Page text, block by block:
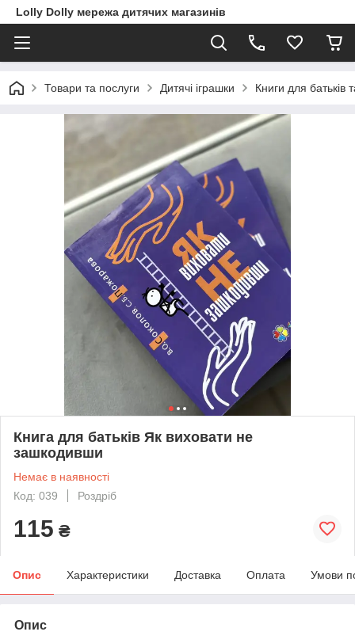
Lolly Dolly мережа дитячих магазинів
Товари та послуги Дитячі іграшки Книги для батьків
Книга для батьків Як виховати не
зашкодивши
Немає в наявності
Код: 039
Роздріб
115 ₴
Опис Характеристики Доставка Оплата Умови
Опис